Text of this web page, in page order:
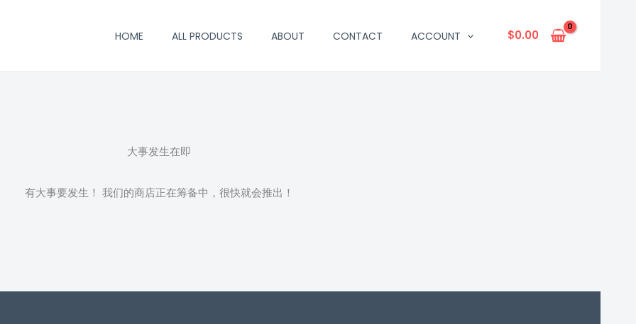
HOME ALL PRODUCTS ABOUT CONTACT ACCOUNT $0.00
大事发生在即
有大事要发生！ 我们的商店正在筹备中，很快就会推出！